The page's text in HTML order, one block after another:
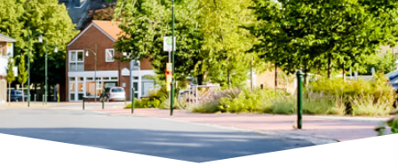
Datenschutzerklärung